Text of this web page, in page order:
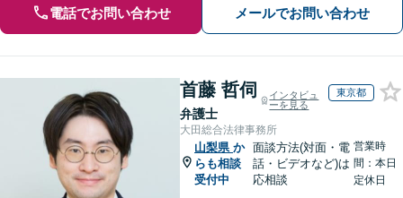
電話でお問い合わせ メールでお問い合わせ
首藤 哲伺
弁護士
インタビュ
ーを見る
東京都
大田総合法律事務所
山梨県 か
らも相談
受付中
面談方法(対面・電
話・ビデオなど)は
応相談
営業時
間：本日
定休日